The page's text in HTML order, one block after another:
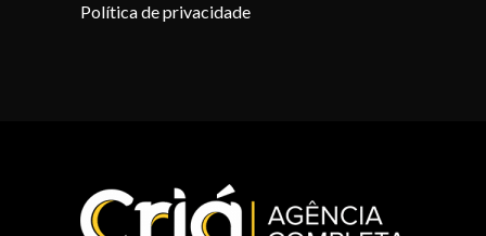
Política de privacidade